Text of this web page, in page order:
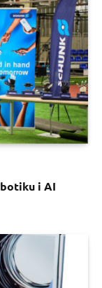
i AI